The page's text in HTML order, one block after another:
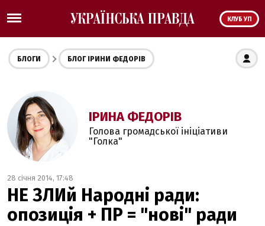
КЛУБ УП
БЛОГИ БЛОГ ІРИНИ ФЕДОРІВ
ІРИНА ФЕДОРІВ
Голова громадської ініціативи
"Голка"
28 січня 2014, 17:48
НЕ ЗЛИй Народні ради:
опозиція + ПР = "нові" ради